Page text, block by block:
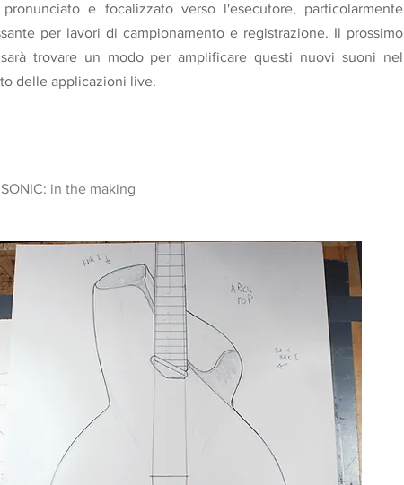
pronunciato e focalizzato verso l'esecutore, particolarmente
per lavori di campionamento e registrazione. Il prossimo
sarà trovare un modo per amplificare questi nuovi suoni nel
delle applicazioni live.
in the making